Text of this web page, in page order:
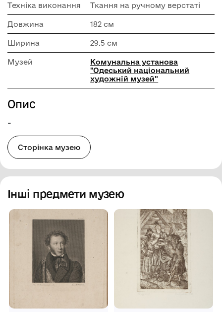
Техніка виконання Ткання на ручному верстаті
Довжина 182 см
Ширина 29.5 см
Музей
Комунальна установа
"Одеський національний
художній музей"
Опис
-
Сторінка музею
Інші предмети музею